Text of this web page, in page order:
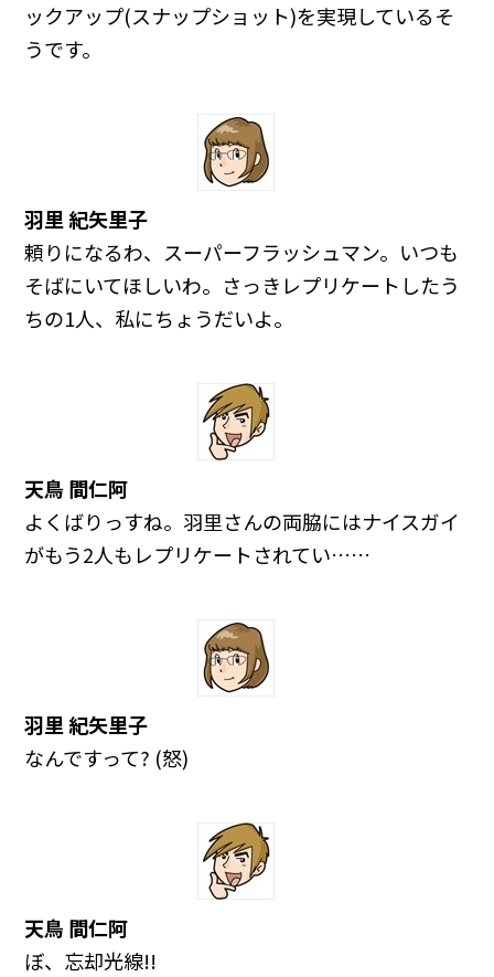
ックアップ(スナップショット)を実現しているそ
うです。
羽里 紀矢里子
頼りになるわ、スーパーフラッシュマン。いつも
そばにいてほしいわ。さっきレプリケートしたう
ちの1人、私にちょうだいよ。
天鳥 間仁阿
よくばりっすね。羽里さんの両脇にはナイスガイ
がもう2人もレプリケートされてい……
羽里 紀矢里子
なんですって? (怒)
天鳥 間仁阿
ぼ、忘却光線!!